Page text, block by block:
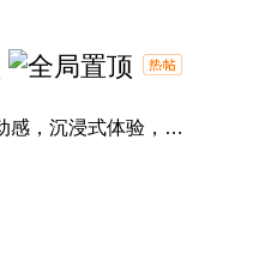
一张静态照片也能拥有立体动感的生命力？ 「3D照片」功能，一键赋予静态照片立体动感，沉浸式体验，让您的珍贵瞬 ...